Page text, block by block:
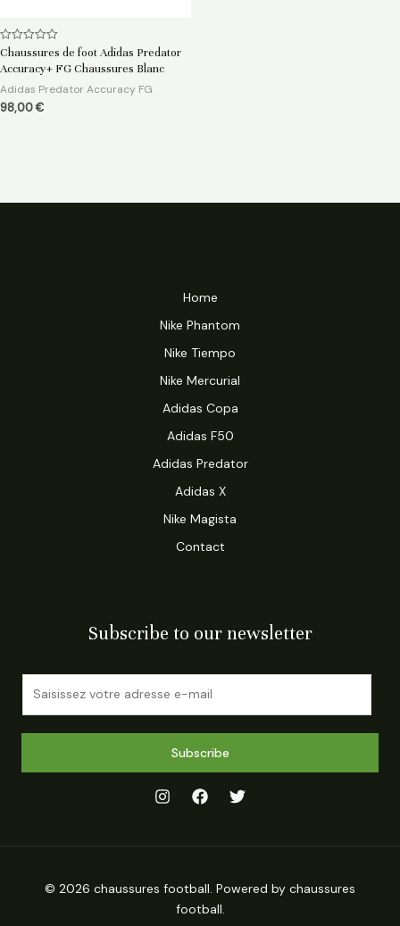
Note
sur
Chaussures de foot Adidas Predator
Accuracy+ FG Chaussures Blanc
Adidas Predator Accuracy FG
98,00€
Home
Nike Phantom
Nike Tiempo
Nike Mercurial
Adidas Copa
Adidas F50
Adidas Predator
Adidas X
Nike Magista
Contact
Subscribe to our newsletter
Subscribe
© 2026 chaussures football. Powered by chaussures
football.